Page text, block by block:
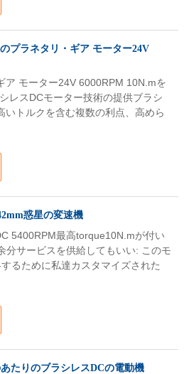
プラネタリ・ギア モーター24V
ア モーター24V 6000RPM 10N.mを
レスDCモーター技術の提供ブラシ
トルクを含む複数の利点、高めら
惑星の変速機
5400RPM最高torque10N.mが付い
分サービスを供給してもいい: このモ
るために私達カスタマイズされた
たりのブラシレスDCの電動機